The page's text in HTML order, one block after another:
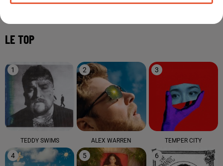
LE TOP
1
TEDDY SWIMS
2
ALEX WARREN
3
TEMPER CITY
4 5 6